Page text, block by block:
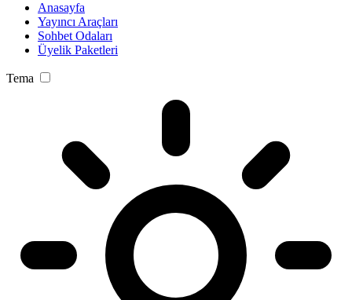
Anasayfa
Yayıncı Araçları
Sohbet Odaları
Üyelik Paketleri
Tema